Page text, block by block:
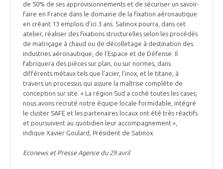
de 50% de ses approvisionnements et de sécuriser un savoir-
faire en France dans le domaine de la fixation aéronautique
en créant 13 emplois d’ici 3 ans. Satinox pourra, dans cet
atelier, réaliser des fixations structurelles selon les procédés
de matriçage à chaud ou de décolletage à destination des
industries aéronautique, de l’Espace et de Défense. Il
fabriquera des pièces sur plan, ou sur normes, dans
différents métaux tels que l’acier, l’inox, et le titane, à
travers un processus qui assure la maîtrise complète de
conception sur site. « La région Sud a coché toutes les cases,
nous avons recruté notre équipe locale formidable, intégré
le cluster SAFE et les partenaires locaux ont été très réactifs
et poursuivent au quotidien leur accompagnement »,
indique Xavier Goulard, Président de Satinox.
Econews et Presse Agence du 29 avril